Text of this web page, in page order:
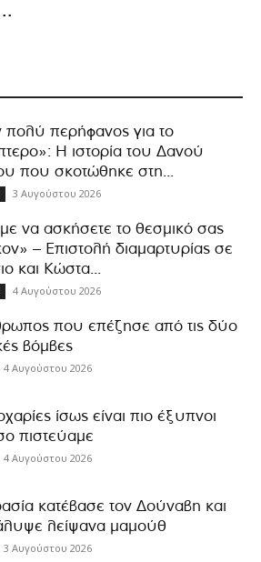
πολύ περήφανος για το
Η ιστορία του Δανού
που σκοτώθηκε στη...
3 Αυγούστου 2026
να ασκήσετε το θεσμικό σας
– Επιστολή διαμαρτυρίας σε
και Κώστα...
4 Αυγούστου 2026
που επέζησε από τις δύο
βόμβες
4 Αυγούστου 2026
ίσως είναι πιο έξυπνοι
πιστεύαμε
4 Αυγούστου 2026
κατέβασε τον Δούναβη και
λείψανα μαμούθ
3 Αυγούστου 2026